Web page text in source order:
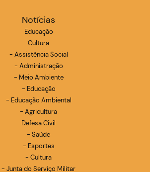
Notícias
Educação
Cultura
- Assistência Social
- Administração
- Meio Ambiente
- Educação
- Educação Ambiental
- Agricultura
Defesa Civil
- Saúde
- Esportes
- Cultura
- Junta do Serviço Militar